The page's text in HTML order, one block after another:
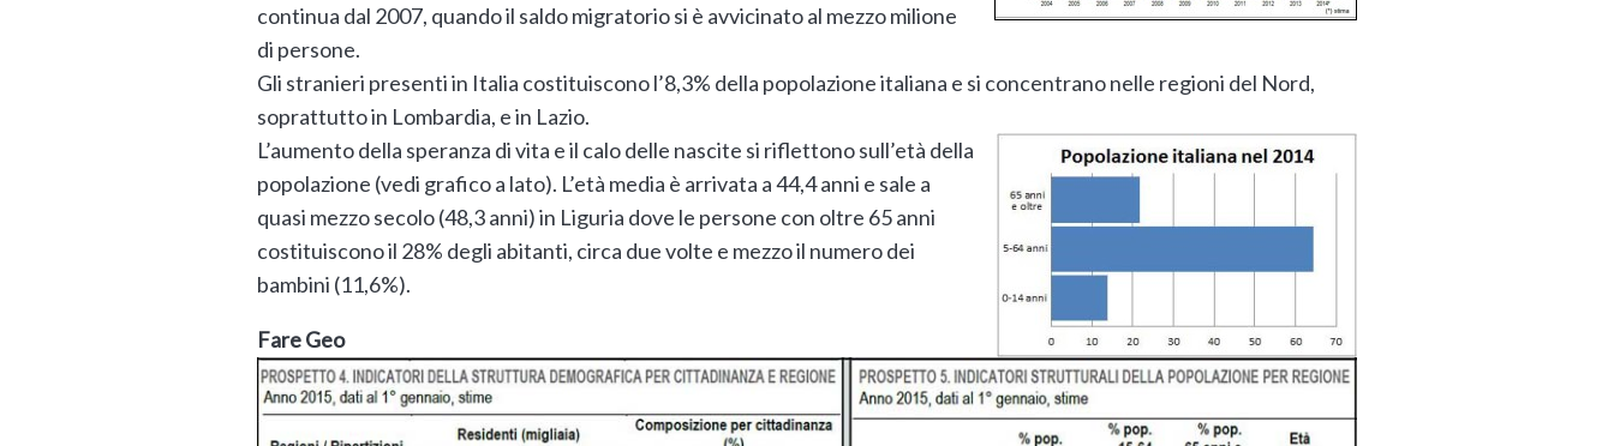
continua dal 2007, quando il saldo migratorio si è avvicinato al mezzo milione
di persone.
Gli stranieri presenti in Italia costituiscono l’8,3% della popolazione italiana e si concentrano nelle regioni del Nord,
soprattutto in Lombardia, e in Lazio.
L’aumento della speranza di vita e il calo delle nascite si riflettono sull’età della
popolazione (vedi grafico a lato). L’età media è arrivata a 44,4 anni e sale a
quasi mezzo secolo (48,3 anni) in Liguria dove le persone con oltre 65 anni
costituiscono il 28% degli abitanti, circa due volte e mezzo il numero dei
bambini (11,6%).
Fare Geo